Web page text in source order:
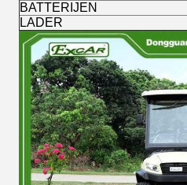
BATTERIJEN
LADER